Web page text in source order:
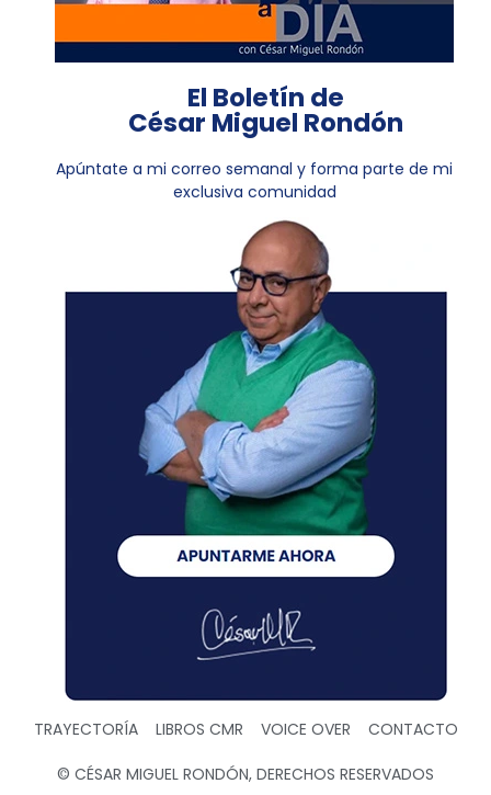
El Boletín de
César Miguel Rondón
Apúntate a mi correo semanal y forma parte de mi
exclusiva comunidad
TRAYECTORÍA LIBROS CMR VOICE OVER CONTACTO
© CÉSAR MIGUEL RONDÓN, DERECHOS RESERVADOS